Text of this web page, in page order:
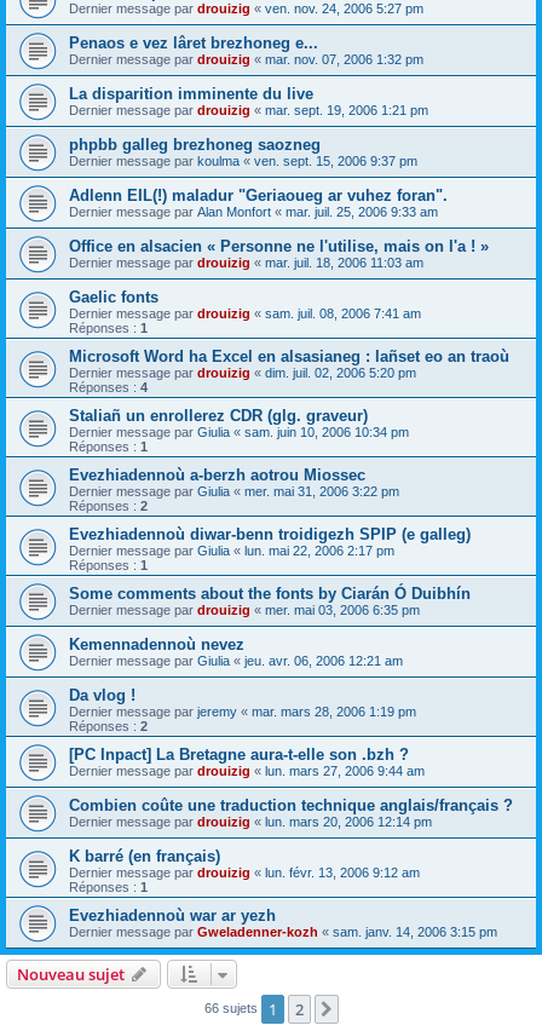
Dernier message par drouizig « ven. nov. 24, 2006 5:27 pm
Penaos e vez lâret brezhoneg e...
Dernier message par drouizig « mar. nov. 07, 2006 1:32 pm
La disparition imminente du live
Dernier message par drouizig « mar. sept. 19, 2006 1:21 pm
phpbb galleg brezhoneg saozneg
Dernier message par koulma « ven. sept. 15, 2006 9:37 pm
Adlenn EIL(!) maladur "Geriaoueg ar vuhez foran".
Dernier message par Alan Monfort « mar. juil. 25, 2006 9:33 am
Office en alsacien « Personne ne l'utilise, mais on l'a ! »
Dernier message par drouizig « mar. juil. 18, 2006 11:03 am
Gaelic fonts
Dernier message par drouizig « sam. juil. 08, 2006 7:41 am
Réponses : 1
Microsoft Word ha Excel en alsasianeg : lañset eo an traoù
Dernier message par drouizig « dim. juil. 02, 2006 5:20 pm
Réponses : 4
Staliañ un enrollerez CDR (glg. graveur)
Dernier message par Giulia « sam. juin 10, 2006 10:34 pm
Réponses : 1
Evezhiadennoù a-berzh aotrou Miossec
Dernier message par Giulia « mer. mai 31, 2006 3:22 pm
Réponses : 2
Evezhiadennoù diwar-benn troidigezh SPIP (e galleg)
Dernier message par Giulia « lun. mai 22, 2006 2:17 pm
Réponses : 1
Some comments about the fonts by Ciarán Ó Duibhín
Dernier message par drouizig « mer. mai 03, 2006 6:35 pm
Kemennadennoù nevez
Dernier message par Giulia « jeu. avr. 06, 2006 12:21 am
Da vlog !
Dernier message par jeremy « mar. mars 28, 2006 1:19 pm
Réponses : 2
[PC Inpact] La Bretagne aura-t-elle son .bzh ?
Dernier message par drouizig « lun. mars 27, 2006 9:44 am
Combien coûte une traduction technique anglais/français ?
Dernier message par drouizig « lun. mars 20, 2006 12:14 pm
K barré (en français)
Dernier message par drouizig « lun. févr. 13, 2006 9:12 am
Réponses : 1
Evezhiadennoù war ar yezh
Dernier message par Gweladenner-kozh « sam. janv. 14, 2006 3:15 pm
Nouveau sujet
66 sujets 1 2